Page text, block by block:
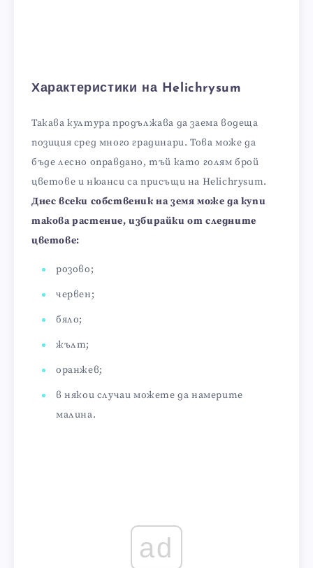
Характеристики на Helichrysum
Такава култура продължава да заема водеща
позиция сред много градинари. Това може да
бъде лесно оправдано, тъй като голям брой
цветове и нюанси са присъщи на Helichrysum.
Днес всеки собственик на земя може да купи
такова растение, избирайки от следните
цветове:
розово;
червен;
бяло;
жълт;
оранжев;
в някои случаи можете да намерите
малина.
ad